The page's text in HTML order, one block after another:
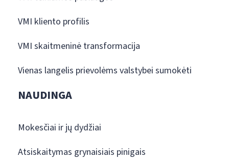
VMI kliento profilis
VMI skaitmeninė transformacija
Vienas langelis prievolėms valstybei sumokėti
NAUDINGA
Mokesčiai ir jų dydžiai
Atsiskaitymas grynaisiais pinigais